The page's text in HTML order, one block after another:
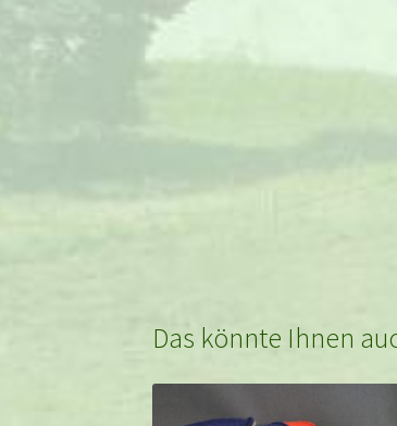
Das könnte Ihnen